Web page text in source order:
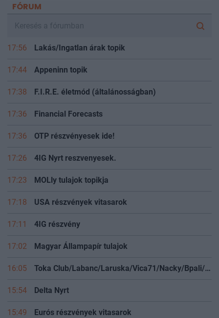
FÓRUM
17:56 Lakás/Ingatlan árak topik
17:44 Appeninn topik
17:38 F.I.R.E. életmód (általánosságban)
17:36 Financial Forecasts
17:36 OTP részvényesek ide!
17:26 4IG Nyrt reszvenyesek.
17:23 MOLly tulajok topikja
17:18 USA részvények vitasarok
17:11 4IG részvény
17:02 Magyar Állampapír tulajok
16:05 Toka Club/Labanc/Laruska/Vica71/Nacky/Bpali/Oldrider/Josefernando/Mcbull/Kawaszabi
15:54 Delta Nyrt
15:49 Eurós részvények vitasarok